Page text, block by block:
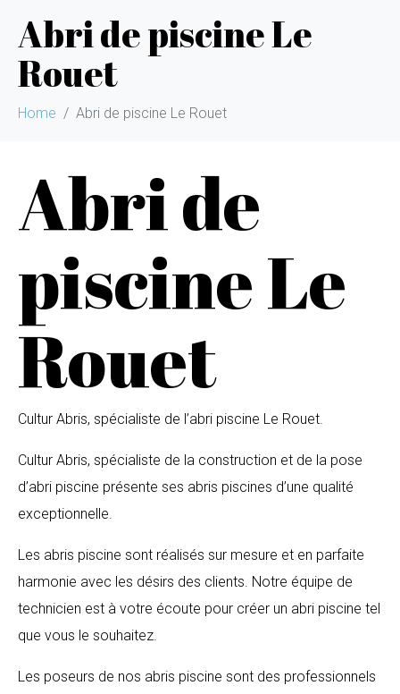
Abri de piscine Le
Rouet
Home Abri de piscine Le Rouet
Abri de
piscine Le
Rouet
Cultur Abris, spécialiste de l’abri piscine Le Rouet.
Cultur Abris, spécialiste de la construction et de la pose
d’abri piscine présente ses abris piscines d’une qualité
exceptionnelle.
Les abris piscine sont réalisés sur mesure et en parfaite
harmonie avec les désirs des clients. Notre équipe de
technicien est à votre écoute pour créer un abri piscine tel
que vous le souhaitez.
Les poseurs de nos abris piscine sont des professionnels